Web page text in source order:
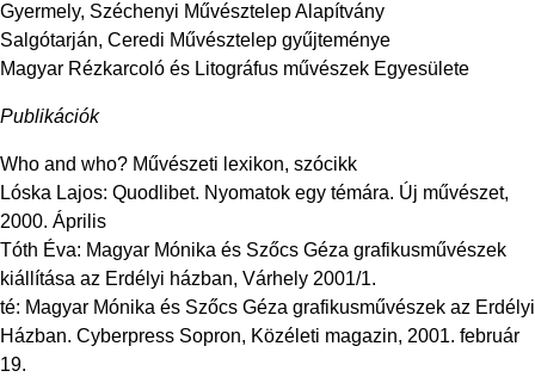
Gyermely, Széchenyi Művésztelep Alapítvány
Salgótarján, Ceredi Művésztelep gyűjteménye
Magyar Rézkarcoló és Litográfus művészek Egyesülete
Publikációk
Who and who? Művészeti lexikon, szócikk
Lóska Lajos: Quodlibet. Nyomatok egy témára. Új művészet,
2000. Április
Tóth Éva: Magyar Mónika és Szőcs Géza grafikusművészek
kiállítása az Erdélyi házban, Várhely 2001/1.
té: Magyar Mónika és Szőcs Géza grafikusművészek az Erdélyi
Házban. Cyberpress Sopron, Közéleti magazin, 2001. február
19.